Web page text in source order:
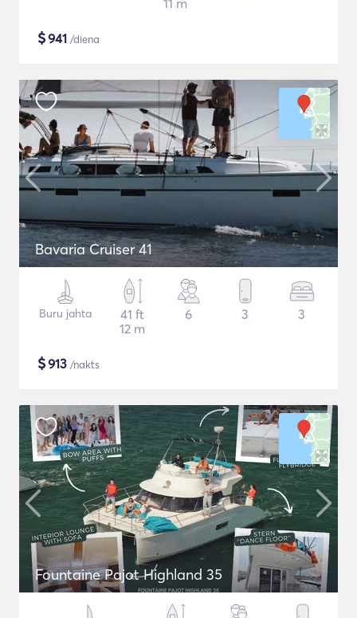
11 m
$941 /diena
Bavaria Cruiser 41
Buru jahta
41 ft
12 m
6 3 3
$913 /nakts
Fountaine Pajot Highland 35